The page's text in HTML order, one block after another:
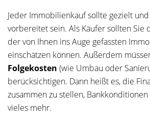
Jeder Immobilienkauf sollte gezielt
vorbereitet sein. Als Käufer sollten Sie
der von Ihnen ins Auge gefassten
einschätzen können. Außerdem
Folgekosten (wie Umbau oder
berücksichtigen. Dann heißt es, die
zusammen zu stellen,
vieles mehr.